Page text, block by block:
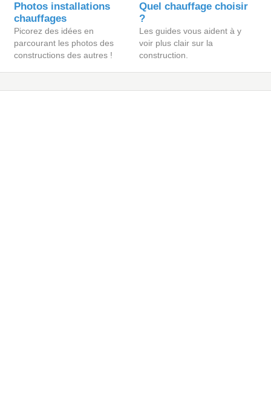
Photos installations
chauffages
Picorez des idées en
parcourant les photos des
constructions des autres !
Quel chauffage choisir
?
Les guides vous aident à y
voir plus clair sur la
construction.